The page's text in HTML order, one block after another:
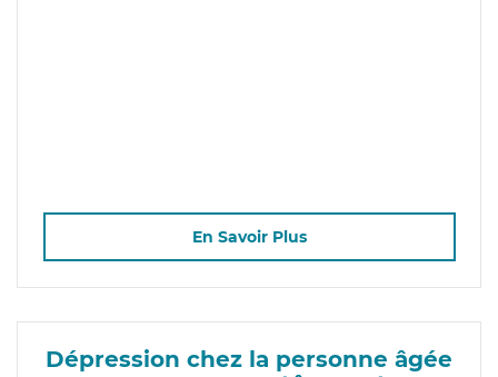
En Savoir Plus
Dépression chez la personne âgée